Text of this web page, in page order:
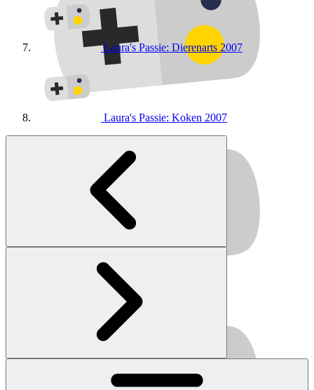
Laura's Passie: Dierenarts 2007
Laura's Passie: Koken 2007